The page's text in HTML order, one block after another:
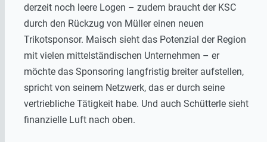
derzeit noch leere Logen – zudem braucht der KSC
durch den Rückzug von Müller einen neuen
Trikotsponsor. Maisch sieht das Potenzial der Region
mit vielen mittelständischen Unternehmen – er
möchte das Sponsoring langfristig breiter aufstellen,
spricht von seinem Netzwerk, das er durch seine
vertriebliche Tätigkeit habe. Und auch Schütterle sieht
finanzielle Luft nach oben.